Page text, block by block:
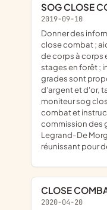
SOG CLOSE
2019-09-10
donner des informations et se documenter sur le sog
close combat ;
de corps à corps
stages en forêt ;
grades sont
d'argent et d'or,
moniteur sog
combat et
commission des
Legrand-De
réunissant pour
CLOSE
2020-04-20